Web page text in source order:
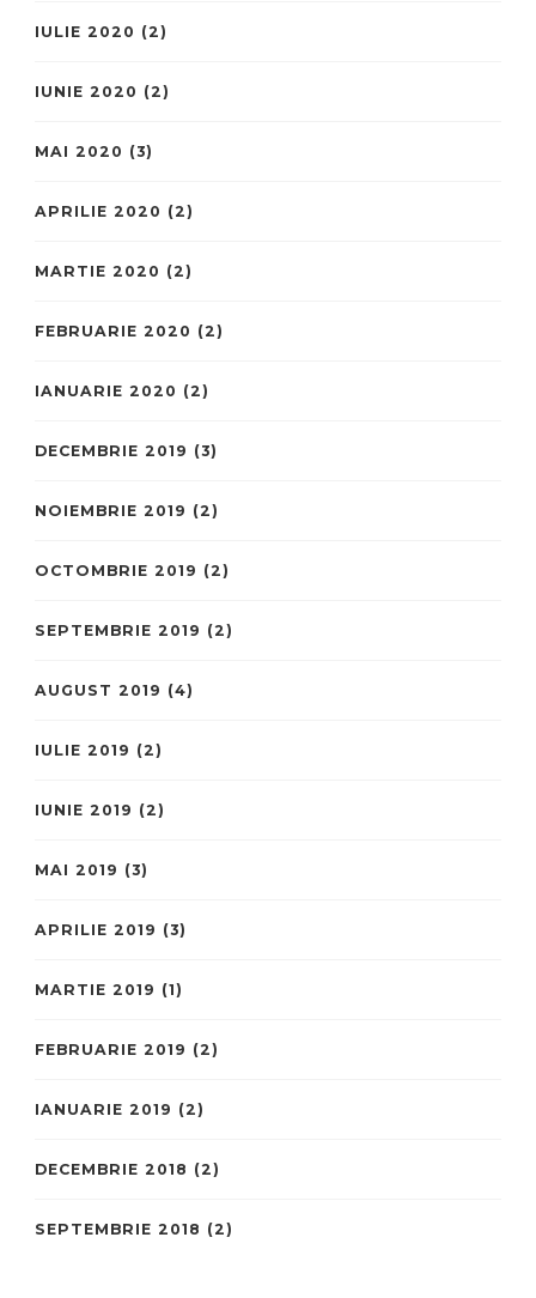
IULIE 2020 (2)
IUNIE 2020 (2)
MAI 2020 (3)
APRILIE 2020 (2)
MARTIE 2020 (2)
FEBRUARIE 2020 (2)
IANUARIE 2020 (2)
DECEMBRIE 2019 (3)
NOIEMBRIE 2019 (2)
OCTOMBRIE 2019 (2)
SEPTEMBRIE 2019 (2)
AUGUST 2019 (4)
IULIE 2019 (2)
IUNIE 2019 (2)
MAI 2019 (3)
APRILIE 2019 (3)
MARTIE 2019 (1)
FEBRUARIE 2019 (2)
IANUARIE 2019 (2)
DECEMBRIE 2018 (2)
SEPTEMBRIE 2018 (2)